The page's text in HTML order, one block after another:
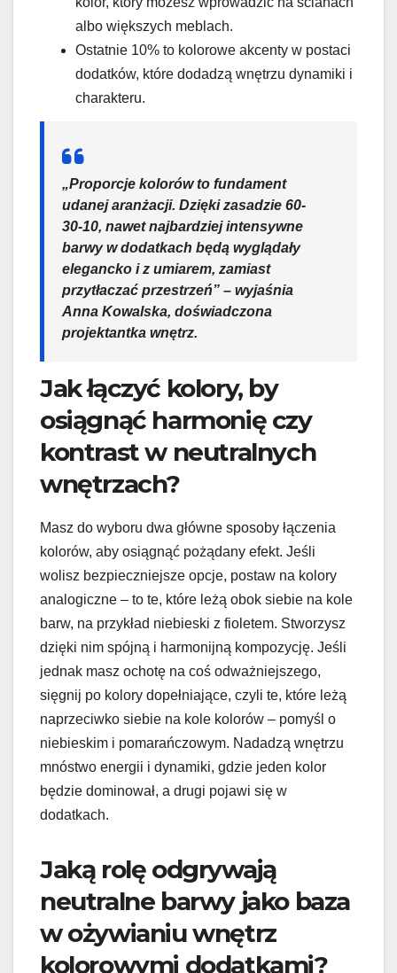
albo większych meblach.
Ostatnie 10% to kolorowe akcenty w postaci
dodatków, które dodadzą wnętrzu dynamiki i
charakteru.
„Proporcje kolorów to fundament
udanej aranżacji. Dzięki zasadzie 60-
30-10, nawet najbardziej intensywne
barwy w dodatkach będą wyglądały
elegancko i z umiarem, zamiast
przytłaczać przestrzeń” – wyjaśnia
Anna Kowalska, doświadczona
projektantka wnętrz.
Jak łączyć kolory, by
osiągnąć harmonię czy
kontrast w neutralnych
wnętrzach?
Masz do wyboru dwa główne sposoby łączenia
kolorów, aby osiągnąć pożądany efekt. Jeśli
wolisz bezpieczniejsze opcje, postaw na kolory
analogiczne – to te, które leżą obok siebie na kole
barw, na przykład niebieski z fioletem. Stworzysz
dzięki nim spójną i harmonijną kompozycję. Jeśli
jednak masz ochotę na coś odważniejszego,
sięgnij po kolory dopełniające, czyli te, które leżą
naprzeciwko siebie na kole kolorów – pomyśl o
niebieskim i pomarańczowym. Nadadzą wnętrzu
mnóstwo energii i dynamiki, gdzie jeden kolor
będzie dominował, a drugi pojawi się w
dodatkach.
Jaką rolę odgrywają
neutralne barwy jako baza
w ożywianiu wnętrz
kolorowymi dodatkami?